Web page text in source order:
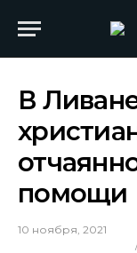
В
помощи
10 ноября, 2021